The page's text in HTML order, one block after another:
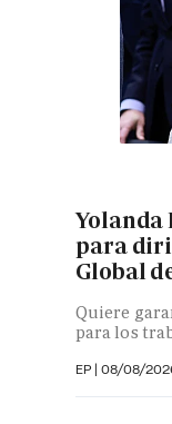
para
Global
Quiere
para los
EP | 08/08/